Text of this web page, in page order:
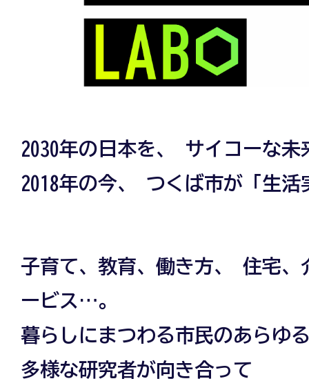
2030年の日本を、 サイコーな未
2018年の今、 つくば市が「生活
子育て、教育、働き方、 住宅、
ービス…。
暮らしにまつわる市民のあらゆ
多様な研究者が向き合って